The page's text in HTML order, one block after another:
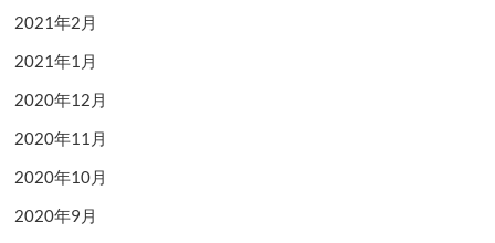
2021年2月
2021年1月
2020年12月
2020年11月
2020年10月
2020年9月